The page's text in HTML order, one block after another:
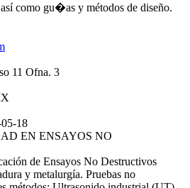
como gu�as y métodos de diseño.
11 Ofna. 3
18
EN ENSAYOS NO
de Ensayos No Destructivos
y metalurgía. Pruebas no